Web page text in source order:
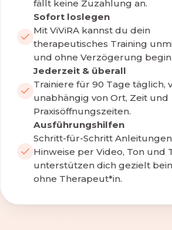
fällt keine Zuzahlung an.
Sofort loslegen
Mit ViViRA kannst du dein
therapeutisches Training
und ohne Verzögerung
Jederzeit & überall
Trainiere für 90 Tage täglich,
unabhängig von Ort, Zeit und
Praxisöffnungszeiten.
Ausführungshilfen
Schritt-für-Schritt
Hinweise per Video, Ton und
unterstützen dich gezielt
ohne Therapeut*in.